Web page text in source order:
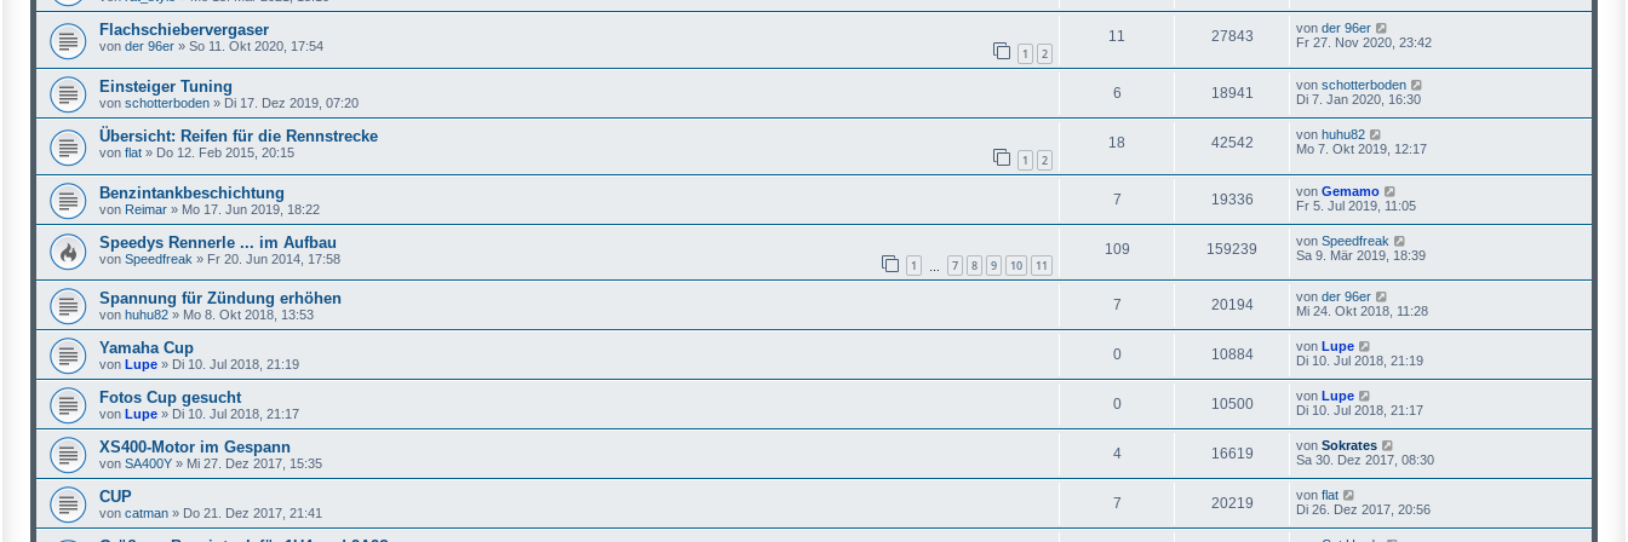
Flachschiebervergaser
von der 96er » So 11. Okt 2020, 17:54 1 2
11 27843 von der 96er
Fr 27. Nov 2020, 23:42
Einsteiger Tuning
von schotterboden » Di 17. Dez 2019, 07:20
6 18941 von schotterboden
Di 7. Jan 2020, 16:30
Übersicht: Reifen für die Rennstrecke
von flat » Do 12. Feb 2015, 20:15 1 2
18 42542 von huhu82
Mo 7. Okt 2019, 12:17
Benzintankbeschichtung
von Reimar » Mo 17. Jun 2019, 18:22
7 19336 von Gemamo
Fr 5. Jul 2019, 11:05
Speedys Rennerle ... im Aufbau
von Speedfreak » Fr 20. Jun 2014, 17:58 1 7 8 9 10 11
109 159239 von Speedfreak
Sa 9. Mär 2019, 18:39
Spannung für Zündung erhöhen
von huhu82 » Mo 8. Okt 2018, 13:53
7 20194 von der 96er
Mi 24. Okt 2018, 11:28
Yamaha Cup
von Lupe » Di 10. Jul 2018, 21:19
0 10884 von Lupe
Di 10. Jul 2018, 21:19
Fotos Cup gesucht
von Lupe » Di 10. Jul 2018, 21:17
0 10500 von Lupe
Di 10. Jul 2018, 21:17
XS400-Motor im Gespann
von SA400Y » Mi 27. Dez 2017, 15:35
4 16619 von Sokrates
Sa 30. Dez 2017, 08:30
CUP
von catman » Do 21. Dez 2017, 21:41
7 20219 von flat
Di 26. Dez 2017, 20:56